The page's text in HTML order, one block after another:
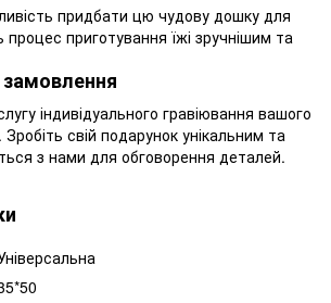
придбати цю чудову дошку для
процес приготування їжі зручнішим та
замовлення
індивідуального гравіювання вашого
свій подарунок унікальним та
з нами для обговорення деталей.